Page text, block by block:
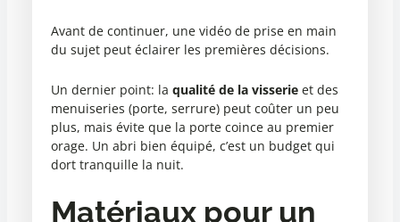
Avant de continuer, une vidéo de prise en main
du sujet peut éclairer les premières décisions.
Un dernier point: la qualité de la visserieet des
menuiseries (porte, serrure) peut coûter un peu
plus, mais évite que la porte coince au premier
orage. Un abri bien équipé, c’est un budget qui
dort tranquille la nuit.
Matériaux pour un